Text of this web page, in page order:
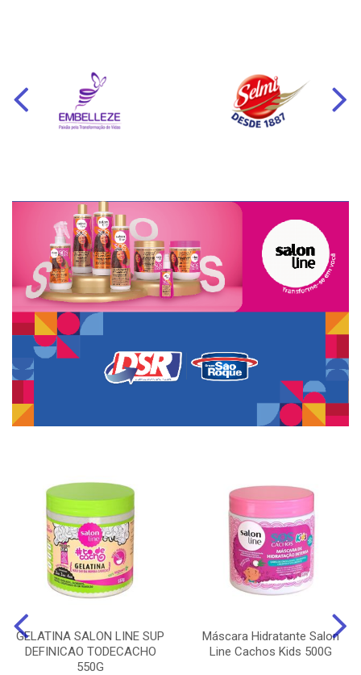
GELATINA SALON LINE SUP
DEFINICAO TODECACHO
550G
Máscara Hidratante Salon
Line Cachos Kids 500G